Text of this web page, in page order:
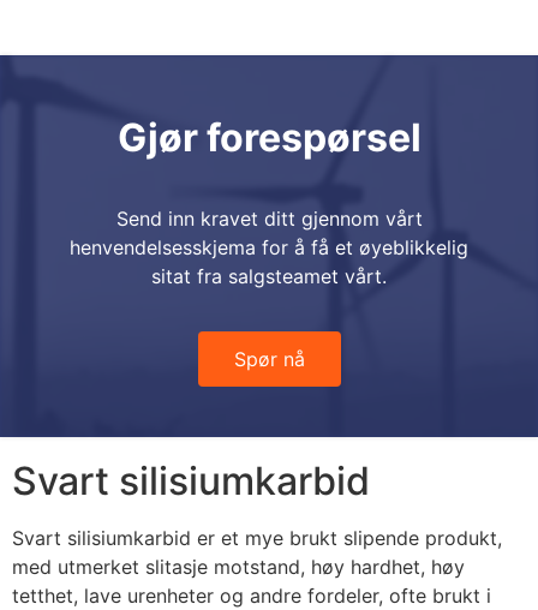
Gjør forespørsel
Send inn kravet ditt gjennom vårt
henvendelsesskjema for å få et øyeblikkelig
sitat fra salgsteamet vårt.
Spør nå
Svart silisiumkarbid
Svart silisiumkarbid er et mye brukt slipende produkt,
med utmerket slitasje motstand, høy hardhet, høy
tetthet, lave urenheter og andre fordeler, ofte brukt i